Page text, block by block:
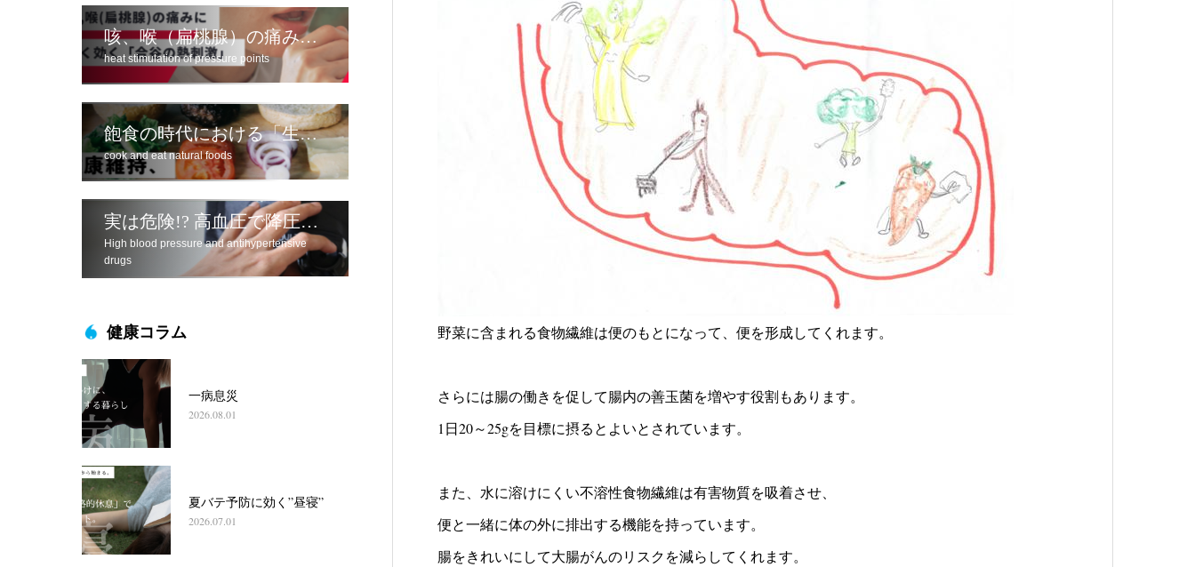
野菜に含まれる食物繊維は便のもとになって、便を形成してくれます。
さらには腸の働きを促して腸内の善玉菌を増やす役割もあります。
1日20～25gを目標に摂るとよいとされています。
また、水に溶けにくい不溶性食物繊維は有害物質を吸着させ、
便と一緒に体の外に排出する機能を持っています。
腸をきれいにして大腸がんのリスクを減らしてくれます。
咳、喉（扁桃腺）の痛みによく効く「合谷の熱刺激」
heat stimulation of pressure points
飽食の時代における「生命を養い健康を保つため」の食べ方とは
cook and eat natural foods
実は危険!? 高血圧で降圧剤服用のデメリット
High blood pressure and antihypertensive
drugs
健康コラム
一病息災
2026.08.01
夏バテ予防に効く”昼寝”
2026.07.01